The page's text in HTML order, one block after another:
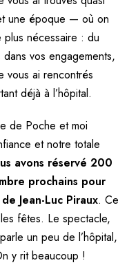
une époque — où on
nécessaire : du
dans vos engagements,
vous ai rencontrés
déjà à l’hôpital.
de Poche et moi
et notre totale
avons réservé 200
prochains pour
de Jean-Luc Piraux. Ce
fêtes. Le spectacle,
un peu de l’hôpital,
y rit beaucoup !